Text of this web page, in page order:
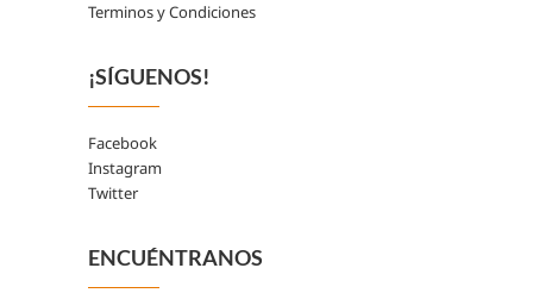
Terminos y Condiciones
¡SÍGUENOS!
Facebook
Instagram
Twitter
ENCUÉNTRANOS